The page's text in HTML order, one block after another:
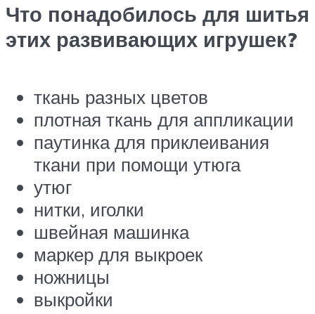
Что понадобилось для шитья
этих развивающих игрушек?
ткань разных цветов
плотная ткань для аппликации
паутинка для приклеивания
ткани при помощи утюга
утюг
нитки, иголки
швейная машинка
маркер для выкроек
ножницы
выкройки